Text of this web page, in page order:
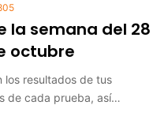
la semana del 28
octubre
los resultados de tus
de cada prueba, así…